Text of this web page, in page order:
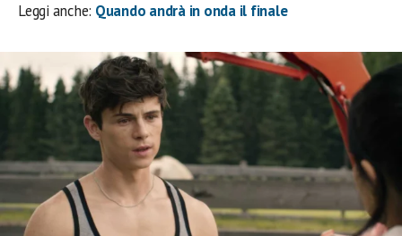
Leggi anche: Quando andrà in onda il finale